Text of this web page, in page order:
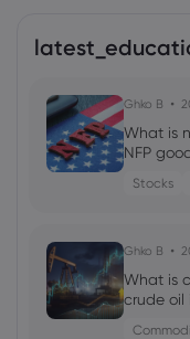
Ghko B
What is
NFP
Stocks
Ghko B
What is
crude oil